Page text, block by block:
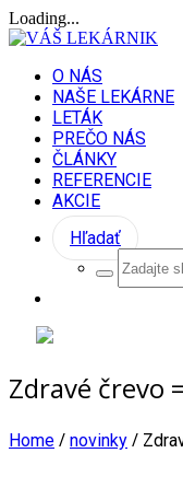
Loading...
O NÁS
NAŠE LEKÁRNE
LETÁK
PREČO NÁS
ČLÁNKY
REFERENCIE
AKCIE
Hľadať
Zdravé črevo
Home / novinky /